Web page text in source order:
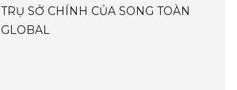
TRỤ SỞ CHÍNH CỦA SONG TOÀN
GLOBAL